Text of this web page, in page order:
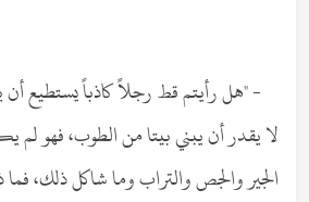
- "هل رأيتم قط رجلاً كاذباً يستطيع أن
لا يقدر أن يبني بيتا من الطوب، فهو
الجير والجص والتراب وما شاكل ذلك،